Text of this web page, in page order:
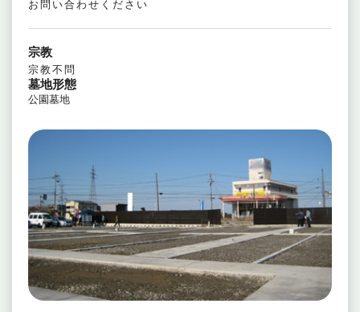
お問い合わせください
宗教
宗教不問
墓地形態
公園墓地